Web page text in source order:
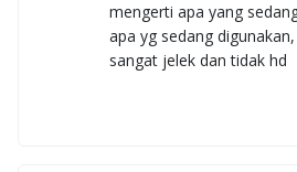
mengerti apa yang
apa yg sedang
sangat jelek dan tidak hd